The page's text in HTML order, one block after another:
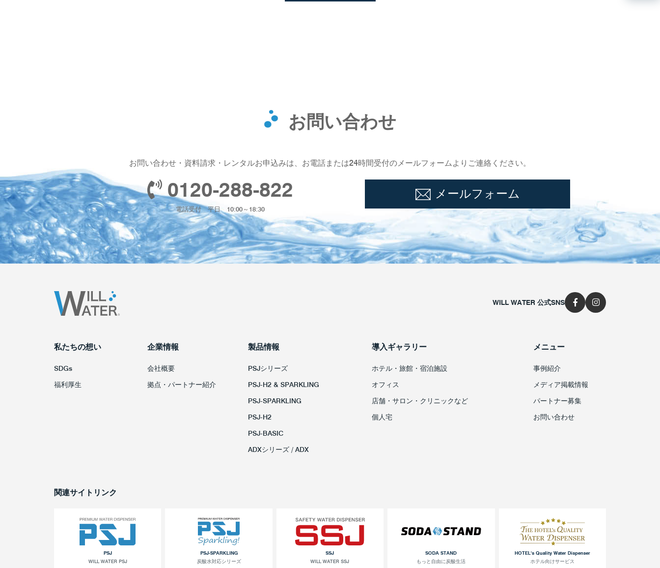
お問い合わせ
お問い合わせ・資料請求・レンタルお申込みは、お電話または24時間受付のメールフォームよりご連絡ください。
0120-288-822
電話受付 平日 10:00～18:30
メールフォーム
WILL WATER 公式SNS
私たちの想い
SDGs
福利厚生
企業情報
会社概要
拠点・パートナー紹介
製品情報
PSJシリーズ
PSJ-H2 & SPARKLING
PSJ-SPARKLING
PSJ-H2
PSJ-BASIC
ADXシリーズ / ADX
導入ギャラリー
ホテル・旅館・宿泊施設
オフィス
店舗・サロン・クリニックなど
個人宅
メニュー
事例紹介
メディア掲載情報
パートナー募集
お問い合わせ
関連サイトリンク
PSJ
WILL WATER PSJ
PSJ-SPARKLING
炭酸水対応シリーズ
SSJ
WILL WATER SSJ
SODA STAND
もっと自由に炭酸生活
HOTEL's Quality Water Dispenser
ホテル向けサービス